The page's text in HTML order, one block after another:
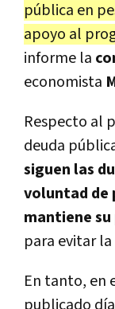
pública en
apoyo al
informe la
economista
Respecto al
deuda
siguen las
voluntad de
mantiene
para evitar
En tanto, en